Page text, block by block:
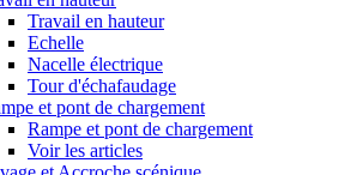
Travail en hauteur
Echelle
Nacelle électrique
Tour d'échafaudage
et pont de chargement
Rampe et pont de chargement
Voir les articles